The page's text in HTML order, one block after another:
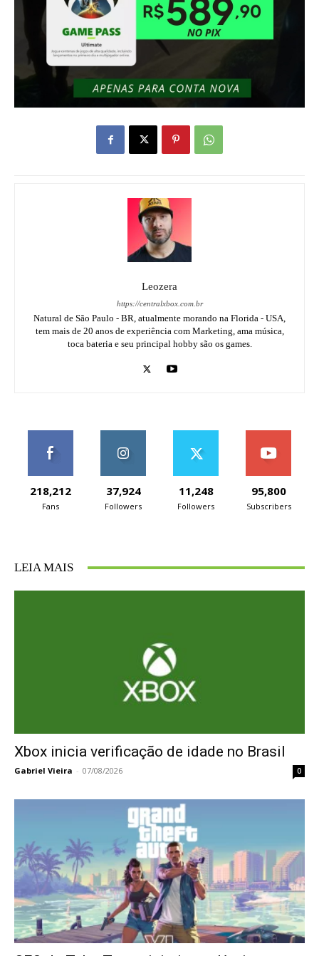
Leozera
https://centralxbox.com.br
Natural de São Paulo - BR, atualmente morando na Florida - USA,
tem mais de 20 anos de experiência com Marketing, ama música,
toca bateria e seu principal hobby são os games.
218,212
Fans
37,924
Followers
11,248
Followers
95,800
Subscribers
LEIA MAIS
Xbox inicia verificação de idade no Brasil
Gabriel Vieira - 07/08/2026 0